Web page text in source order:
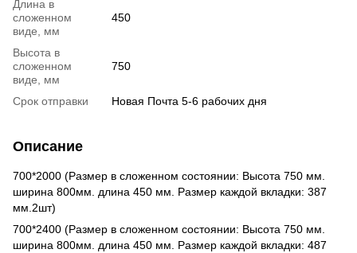
Длина в
сложенном
виде, мм
450
Высота в
сложенном
виде, мм
750
Срок отправки Новая Почта 5-6 рабочих дня
Описание
700*2000 (Размер в сложенном состоянии: Высота 750 мм.
ширина 800мм. длина 450 мм. Размер каждой вкладки: 387
мм.2шт)
700*2400 (Размер в сложенном состоянии: Высота 750 мм.
ширина 800мм. длина 450 мм. Размер каждой вкладки: 487